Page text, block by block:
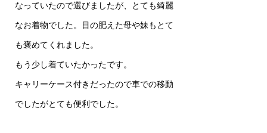
なっていたので選びましたが、とても綺麗
なお着物でした。目の肥えた母や妹もとて
も褒めてくれました。
もう少し着ていたかったです。
キャリーケース付きだったので車での移動
でしたがとても便利でした。